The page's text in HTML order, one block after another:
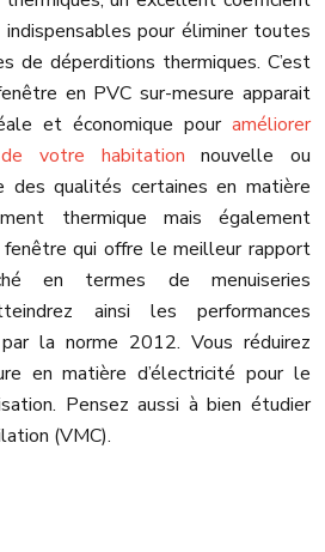
pour éliminer toutes
de déperditions thermiques. C’est
en PVC sur-mesure apparait
et économique pour améliorer
votre habitation nouvelle ou
des qualités certaines en matière
thermique mais également
qui offre le meilleur rapport
en termes de menuiseries
ainsi les performances
la norme 2012. Vous réduirez
en matière d’électricité pour le
Pensez aussi à bien étudier
(VMC).